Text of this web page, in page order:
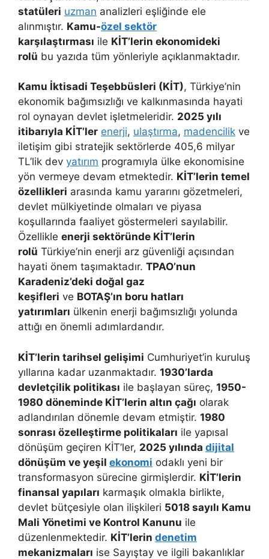
statüleri uzman analizleri eşliğinde ele
alınmıştır. Kamu-özel sektör
karşılaştırması ile KİT’lerin ekonomideki
rolü bu yazıda tüm yönleriyle açıklanmaktadır.
Kamu İktisadi Teşebbüsleri (KİT), Türkiye’nin
ekonomik bağımsızlığı ve kalkınmasında hayati
rol oynayan devlet işletmeleridir. 2025 yılı
itibarıyla KİT’ler enerji, ulaştırma, madencilik ve
iletişim gibi stratejik sektörlerde 405,6 milyar
TL’lik dev yatırım programıyla ülke ekonomisine
yön vermeye devam etmektedir. KİT’lerin temel
özellikleri arasında kamu yararını gözetmeleri,
devlet mülkiyetinde olmaları ve piyasa
koşullarında faaliyet göstermeleri sayılabilir.
Özellikle enerji sektöründe KİT’lerin
rolü Türkiye’nin enerji arz güvenliği açısından
hayati önem taşımaktadır. TPAO’nun
Karadeniz’deki doğal gaz
keşifleri ve BOTAŞ’ın boru hatları
yatırımları ülkenin enerji bağımsızlığı yolunda
attığı en önemli adımlardandır.
KİT’lerin tarihsel gelişimi Cumhuriyet’in kuruluş
yıllarına kadar uzanmaktadır. 1930’larda
devletçilik politikası ile başlayan süreç, 1950-
1980 döneminde KİT’lerin altın çağı olarak
adlandırılan dönemle devam etmiştir. 1980
sonrası özelleştirme politikaları ile yapısal
dönüşüm geçiren KİT’ler, 2025 yılında dijital
dönüşüm ve yeşil ekonomi odaklı yeni bir
transformasyon sürecine girmişlerdir. KİT’lerin
finansal yapıları karmaşık olmakla birlikte,
devlet bütçesiyle olan ilişkileri 5018 sayılı Kamu
Mali Yönetimi ve Kontrol Kanunu ile
düzenlenmektedir. KİT’lerin denetim
mekanizmaları ise Sayıştay ve ilgili bakanlıklar